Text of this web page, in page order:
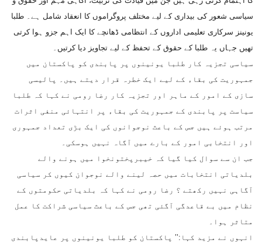
سیاسی شعور کی بیداری کے لیے مختلف پروگراموں کا انعقاد شامل ہے۔ طلبا
یونینز سرکاری تعلیمی اداروں کے انتظامی ڈھانچے کا ایک اہم جزو ہوا کرتی
تھیں جہاں یہ طلبا کے حقوق کے تحفظ کے لیے تجاویز دیا کرتیں۔
سیاسی تجزیہ کار طلبا یونینوں پر پابندی کو پاکستان میں
جمہوریت کی بقاء کے لیے ایک خطرہ قرار دیتے ہیں۔ پالیسی
سازی کے امور کے ماہر اور تجزیہ کار رضا رومی نے کہا کہ طلبا
سیاست پر پابندی کے جمہوریت کی بقاء پر انتہائی منفی اثرات
مرتب ہوئے ہیں جس کے باعث نوجوانوں کی ایک بڑی تعداد جمہوری
اور انتخابی امور کے بارے میں آگاہ نہیں ہوسکی۔
جب ان سے سوال کیا گیا کہ خیبرپختونخوا میں ہونے والے
بلدیاتی انتخابات میں حصہ لینے والے نوجوان کیوں کر سیاسی
آگاہی نہیں رکھتے ؟ رضا رومی نے کہا کہ بلدیاتی حکومتوں کے
نظام میں بے قاعدگی آگئی تھی جس کے باعث سیاسی شراکت کا عمل
متاثر ہوا۔
انہوں نے مزید کہا:’’ پاکستان کو طلبا یونینوں پر عایدپابندی